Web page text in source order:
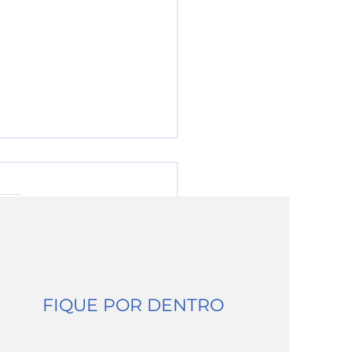
976: do papel para a vida
FIQUE POR DENTRO